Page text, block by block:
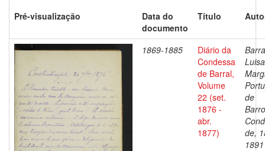
Pré-visualização
Data do
documento
Título
1869-1885
Diário da
Condessa
de Barral,
Volume
22 (set.
1876 -
abr.
1877)
Luisa
de
de,
1891